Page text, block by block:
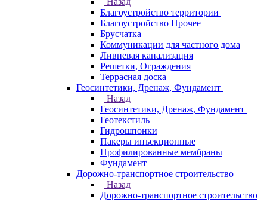
Благоустройство территории
Благоустройство Прочее
Брусчатка
Коммуникации для частного дома
Ливневая канализация
Решетки, Ограждения
Террасная доска
Геосинтетики, Дренаж, Фундамент
Назад
Геосинтетики, Дренаж, Фундамент
Геотекстиль
Гидрошпонки
Пакеры инъекционные
Профилированные мембраны
Фундамент
Дорожно-транспортное строительство
Назад
Дорожно-транспортное строительство